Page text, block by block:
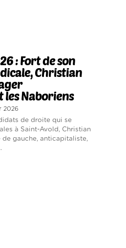
: Fort de son
Christian
Naboriens
2026
de droite qui se
à Saint-Avold, Christian
de gauche, anticapitaliste,